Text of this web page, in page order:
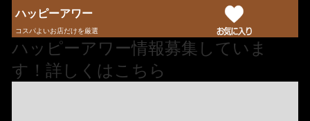
ハッピーアワー
コスパよいお店だけを厳選
ハッピーアワー情報募集していま
す！詳しくはこちら